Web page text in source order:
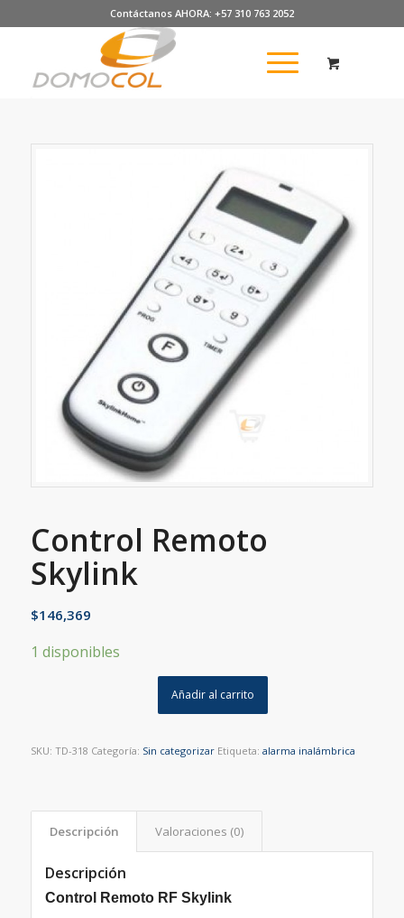
Contáctanos AHORA: +57 310 763 2052
Control Remoto
Skylink
$146,369
1 disponibles
Añadir al carrito
SKU: TD-318 Categoría: Sin categorizar Etiqueta: alarma inalámbrica
Descripción Valoraciones (0)
Descripción
Control Remoto RF Skylink